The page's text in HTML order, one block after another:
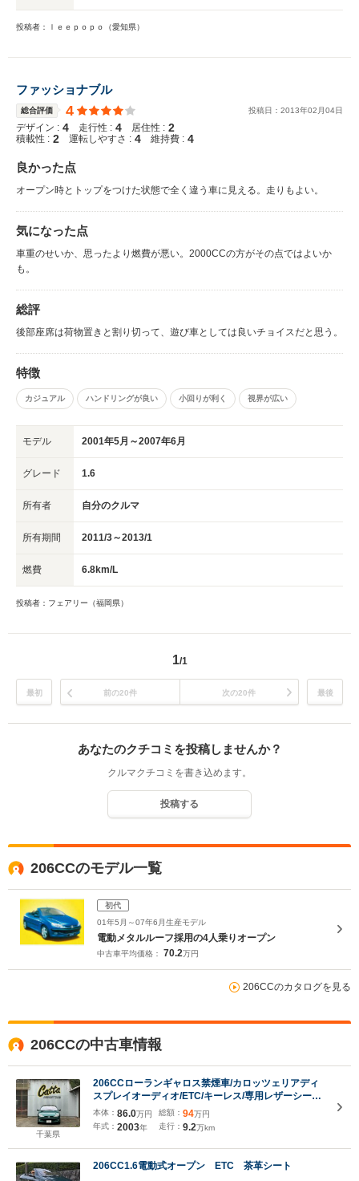
投稿者：ｌｅｅｐｏｐｏ（愛知県）
ファッショナブル
総合評価 4 投稿日： 2013年02 月04日
デザイン : 4 走行性 : 4 居住性 : 2
積載性 : 2 運転しやすさ : 4 維持費 : 4
良かった点
オープン時とトップをつけた状態で全く違う車に見える。走りもよい。
気になった点
車重のせいか、思ったより燃費が悪い。2000CCの方がその点ではよいか
も。
総評
後部座席は荷物置きと割り切って、遊び車としては良いチョイスだと思う。
特徴
カジュアル ハンドリングが良い 小回りが利く 視界が広い
モデル 2001年5月～2007年6月
グレード 1.6
所有者 自分のクルマ
所有期間 2011/3～2013/1
燃費 6.8km/L
投稿者：フェアリー（福岡県）
1/1
最初 前の20件 次の20件 最後
あなたのクチコミを投稿しませんか？
クルマクチコミを書き込めます。
投稿する
206CCのモデル一覧
初代
01年5月～07年6月生産モデル
電動メタルルーフ採用の4人乗りオープン
中古車平均価格： 70.2万円
206CCのカタログを見る
206CCの中古車情報
千葉県
206CCローランギャロス禁煙車/カロッツェリアディ
スプレイオーディオ/ETC/キーレス/専用レザーシー
ト/360度カメラドラレコ
本体： 86.0万円
年式： 2003年
総額： 94万円
走行： 9.2万km
206CC1.6電動式オープン ETC 茶革シート